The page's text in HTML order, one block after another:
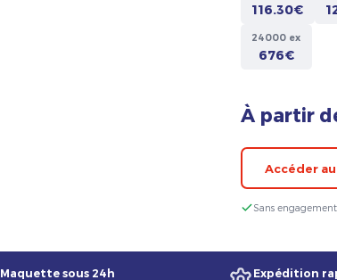
116.30€
24000 ex
676€
À partir
Accéder
Sans
Maquette sous 24h Expédition